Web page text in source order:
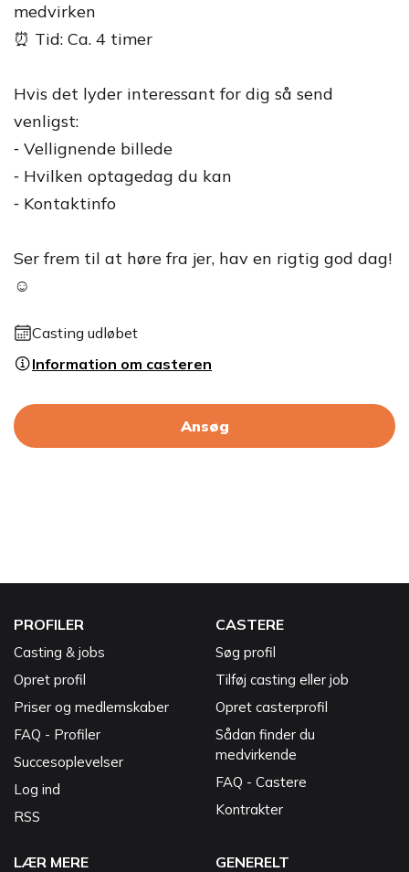
medvirken
⏰ Tid: Ca. 4 timer
Hvis det lyder interessant for dig så send
venligst:
⁃ Vellignende billede
⁃ Hvilken optagedag du kan
⁃ Kontaktinfo
Ser frem til at høre fra jer, hav en rigtig god dag!
☺️
Casting udløbet
Information om casteren
Ansøg
PROFILER
Casting & jobs
Opret profil
Priser og medlemskaber
FAQ - Profiler
Succesoplevelser
Log ind
RSS
CASTERE
Søg profil
Tilføj casting eller job
Opret casterprofil
Sådan finder du
medvirkende
FAQ - Castere
Kontrakter
LÆR MERE GENERELT